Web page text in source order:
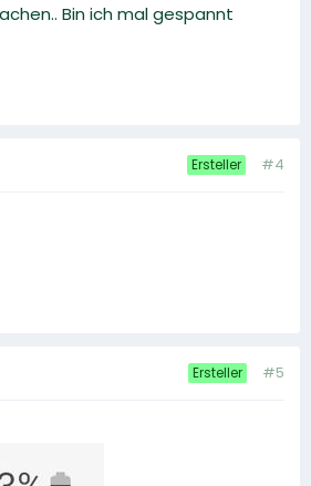
Bin ich mal gespannt
Ersteller #4
Ersteller #5